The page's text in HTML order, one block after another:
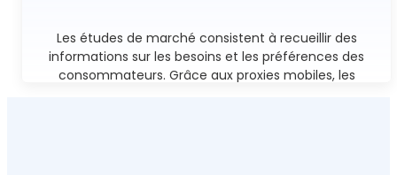
Les études de marché consistent à recueillir des
informations sur les besoins et les préférences des
consommateurs. Grâce aux proxies mobiles, les